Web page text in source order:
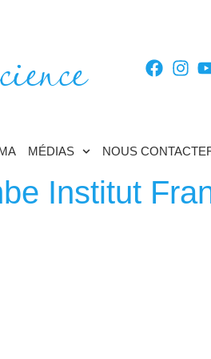
MÉDIAS NOUS
Institut